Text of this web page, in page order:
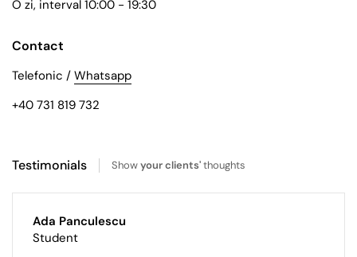
O zi, interval 10:00 - 19:30
Contact
Telefonic / Whatsapp
+40 731 819 732
Testimonials Showyour clients'thoughts
Ada Panculescu
Student